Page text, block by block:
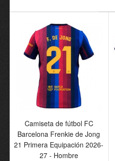
Barcelona Frenkie de
Jong 21 Primera
Equipación 2026-27 -
Hombre
Camiseta de fútbol FC
Barcelona Frenkie de Jong
21 Primera Equipación 2026-
27 - Hombre